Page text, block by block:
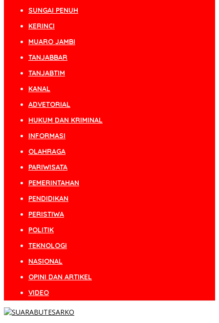
SUNGAI PENUH
KERINCI
MUARO JAMBI
TANJABBAR
TANJABTIM
KANAL
ADVETORIAL
HUKUM DAN KRIMINAL
INFORMASI
OLAHRAGA
PARIWISATA
PEMERINTAHAN
PENDIDIKAN
PERISTIWA
POLITIK
TEKNOLOGI
NASIONAL
OPINI DAN ARTIKEL
VIDEO